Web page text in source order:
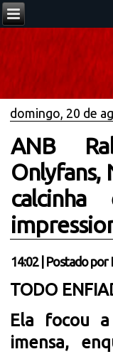
domingo, 20 de
ANB
Onlyfans,
14:02| Postado por
TODO
Ela focou
imensa,